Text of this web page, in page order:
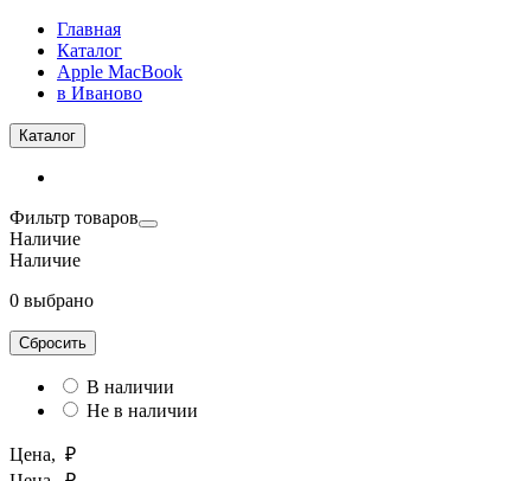
Главная
Каталог
Apple MacBook
в Иваново
Каталог
Фильтр товаров
Наличие
Наличие
0 выбрано
Сбросить
В наличии
Не в наличии
Цена, ₽